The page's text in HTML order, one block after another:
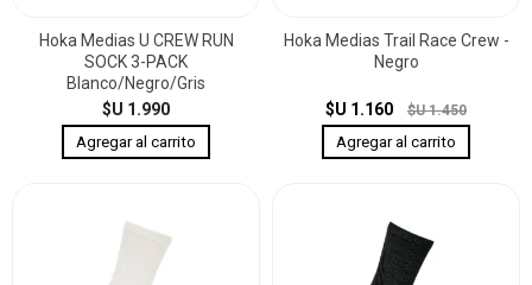
Hoka Medias U CREW RUN
SOCK 3-PACK
Blanco/Negro/Gris
$U 1.990
Hoka Medias Trail Race Crew -
Negro
$U 1.160 $U 1.450